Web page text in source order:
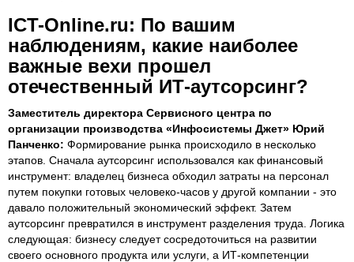
ICT-Online.ru: По вашим
наблюдениям, какие наиболее
важные вехи прошел
отечественный ИТ-аутсорсинг?
Заместитель директора Сервисного центра по
организации производства «Инфосистемы Джет» Юрий
Панченко: Формирование рынка происходило в несколько
этапов. Сначала аутсорсинг использовался как финансовый
инструмент: владелец бизнеса обходил затраты на персонал
путем покупки готовых человеко-часов у другой компании - это
давало положительный экономический эффект. Затем
аутсорсинг превратился в инструмент разделения труда. Логика
следующая: бизнесу следует сосредоточиться на развитии
своего основного продукта или услуги, а ИТ-компетенции